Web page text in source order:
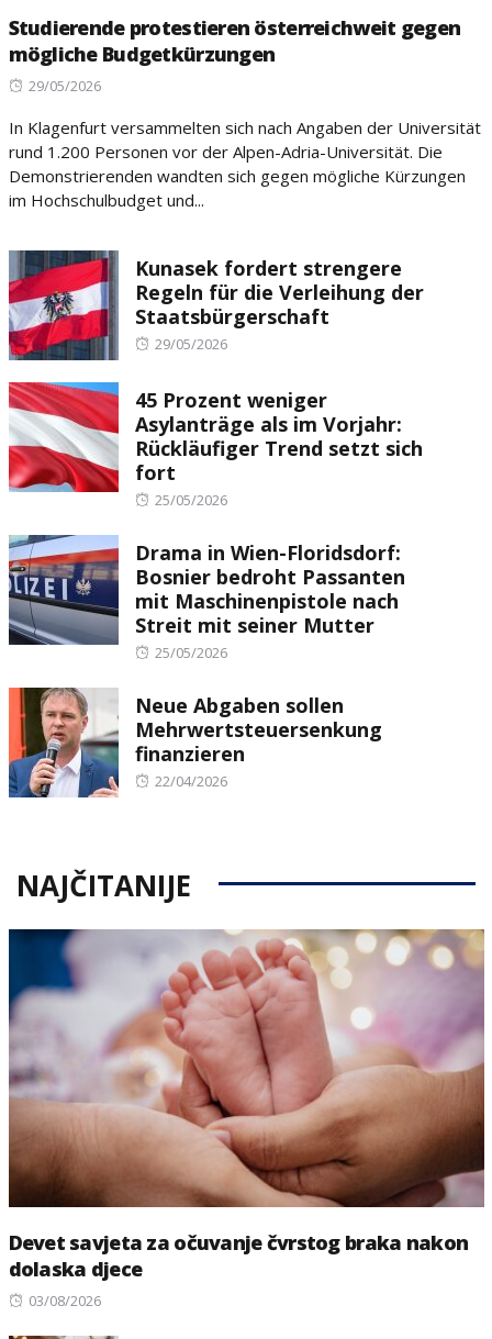
Studierende protestieren österreichweit gegen
mögliche Budgetkürzungen
Posted
29/05/2026
In Klagenfurt versammelten sich nach Angaben der Universität
rund 1.200 Personen vor der Alpen-Adria-Universität. Die
Demonstrierenden wandten sich gegen mögliche Kürzungen
im Hochschulbudget und...
Kunasek fordert strengere
Regeln für die Verleihung der
Staatsbürgerschaft
Posted
29/05/2026
45 Prozent weniger
Asylanträge als im Vorjahr:
Rückläufiger Trend setzt sich
fort
Posted
25/05/2026
Drama in Wien-Floridsdorf:
Bosnier bedroht Passanten
mit Maschinenpistole nach
Streit mit seiner Mutter
Posted
25/05/2026
Neue Abgaben sollen
Mehrwertsteuersenkung
finanzieren
Posted
22/04/2026
NAJČITANIJE
Devet savjeta za očuvanje čvrstog braka nakon
dolaska djece
Posted
03/08/2026